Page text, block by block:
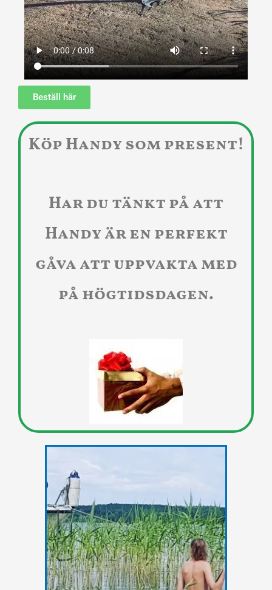
Beställ här
Köp Handy som present!
Har du tänkt på att
Handy är en perfekt
gåva att uppvakta med
på högtidsdagen.